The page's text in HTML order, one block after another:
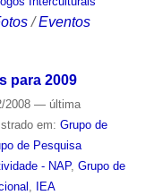
/Eventos
para 2009
2008 — última
em: Grupo de
de Pesquisa
- NAP, Grupo de
, IEA